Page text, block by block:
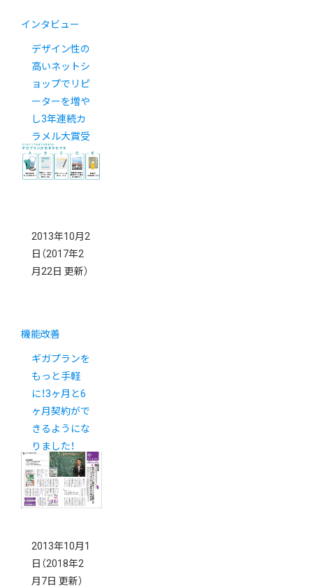
インタビュー
デザイン性の
高いネットシ
ョップでリピ
ーターを増や
し3年連続カ
ラメル大賞受
賞
2013年10月2
日 （2017年2
月22日 更新）
機能改善
ギガプランを
もっと手軽
に！3ヶ月と6
ヶ月契約がで
きるようにな
りました！
2013年10月1
日 （2018年2
月7日 更新）